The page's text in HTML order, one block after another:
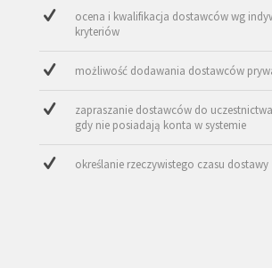
ocena i kwalifikacja dostawców wg
kryteriów
możliwość dodawania dostawców
zapraszanie dostawców do
gdy nie posiadają konta w systemie
określanie rzeczywistego czasu dostawy